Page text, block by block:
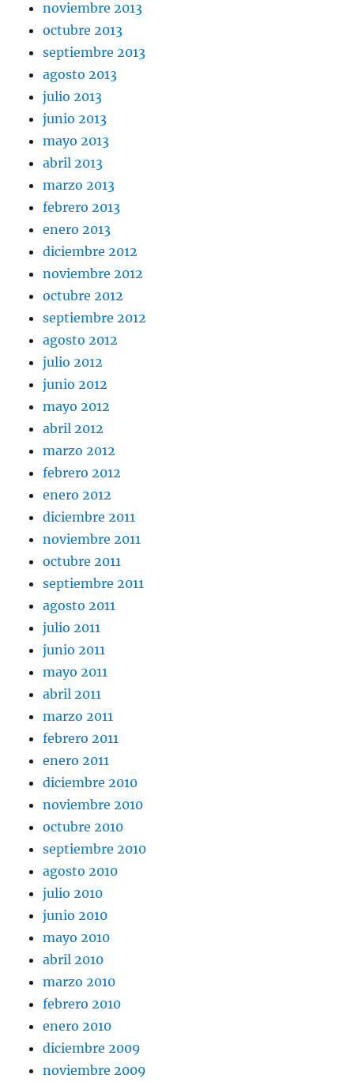
noviembre 2013
octubre 2013
septiembre 2013
agosto 2013
julio 2013
junio 2013
mayo 2013
abril 2013
marzo 2013
febrero 2013
enero 2013
diciembre 2012
noviembre 2012
octubre 2012
septiembre 2012
agosto 2012
julio 2012
junio 2012
mayo 2012
abril 2012
marzo 2012
febrero 2012
enero 2012
diciembre 2011
noviembre 2011
octubre 2011
septiembre 2011
agosto 2011
julio 2011
junio 2011
mayo 2011
abril 2011
marzo 2011
febrero 2011
enero 2011
diciembre 2010
noviembre 2010
octubre 2010
septiembre 2010
agosto 2010
julio 2010
junio 2010
mayo 2010
abril 2010
marzo 2010
febrero 2010
enero 2010
diciembre 2009
noviembre 2009